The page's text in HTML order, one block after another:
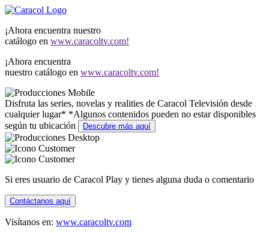
¡Ahora encuentra nuestro
catálogo en www.caracoltv.com!
¡Ahora encuentra
nuestro catálogo en www.caracoltv.com!
Disfruta las series, novelas y realities de Caracol Televisión desde
cualquier lugar* *Algunos contenidos pueden no estar disponibles
según tu ubicación
Descubre más aquí
Si eres usuario de Caracol Play y tienes alguna duda o comentario
Contáctanos aquí
Visítanos en: www.caracoltv.com